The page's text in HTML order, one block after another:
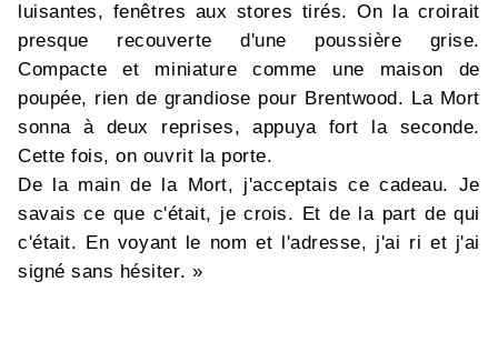
luisantes, fenêtres aux stores tirés. On la croirait
presque recouverte d'une poussière grise.
Compacte et miniature comme une maison de
poupée, rien de grandiose pour Brentwood. La Mort
sonna à deux reprises, appuya fort la seconde.
Cette fois, on ouvrit la porte.
De la main de la Mort, j'acceptais ce cadeau. Je
savais ce que c'était, je crois. Et de la part de qui
c'était. En voyant le nom et l'adresse, j'ai ri et j'ai
signé sans hésiter. »